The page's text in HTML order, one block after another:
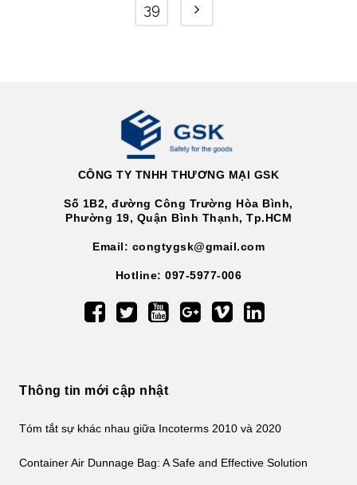
39
CÔNG TY TNHH THƯƠNG MẠI GSK
Số 1B2, đường Công Trường Hòa Bình,
Phường 19, Quận Bình Thạnh, Tp.HCM
Email: congtygsk@gmail.com
Hotline: 097-5977-006
Thông tin mới cập nhật
Tóm tắt sự khác nhau giữa Incoterms 2010 và 2020
Container Air Dunnage Bag: A Safe and Effective Solution